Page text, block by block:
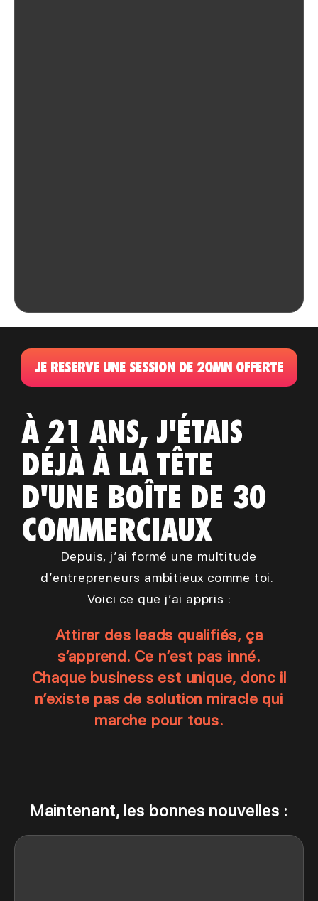
JE RESERVE UNE SESSION DE 20MN OFFERTE
À 21 ANS, J'ÉTAIS
DÉJÀ À LA TÊTE
D'UNE BOÎTE DE 30
COMMERCIAUX
Depuis, j’ai formé une multitude
d’entrepreneurs ambitieux comme toi.
Voici ce que j’ai appris :
Attirer des leads qualifiés, ça
s’apprend. Ce n’est pas inné.
Chaque business est unique, donc il
n’existe pas de solution miracle qui
marche pour tous.
Maintenant, les bonnes nouvelles :